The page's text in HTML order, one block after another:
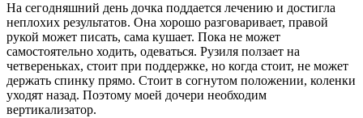
На сегодняшний день дочка поддается лечению и достигла
неплохих результатов. Она хорошо разговаривает, правой
рукой может писать, сама кушает. Пока не может
самостоятельно ходить, одеваться. Рузиля ползает на
четвереньках, стоит при поддержке, но когда стоит, не может
держать спинку прямо. Стоит в согнутом положении, коленки
уходят назад. Поэтому моей дочери необходим
вертикализатор.